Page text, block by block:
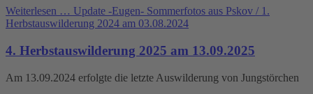
Weiterlesen … Update -Eugen- Sommerfotos aus Pskov / 1.
Herbstauswilderung 2024 am 03.08.2024
4. Herbstauswilderung 2025 am 13.09.2025
Am 13.09.2024 erfolgte die letzte Auswilderung von Jungstörchen